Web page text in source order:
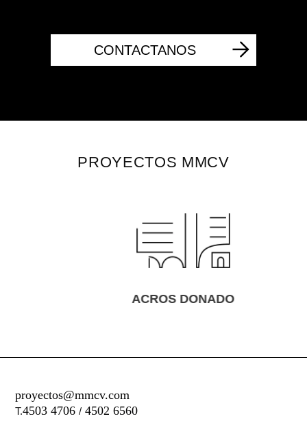
CONTACTANOS
PROYECTOS MMCV
ACROS DONADO
proyectos@mmcv.com
T.4503 4706 / 4502 6560